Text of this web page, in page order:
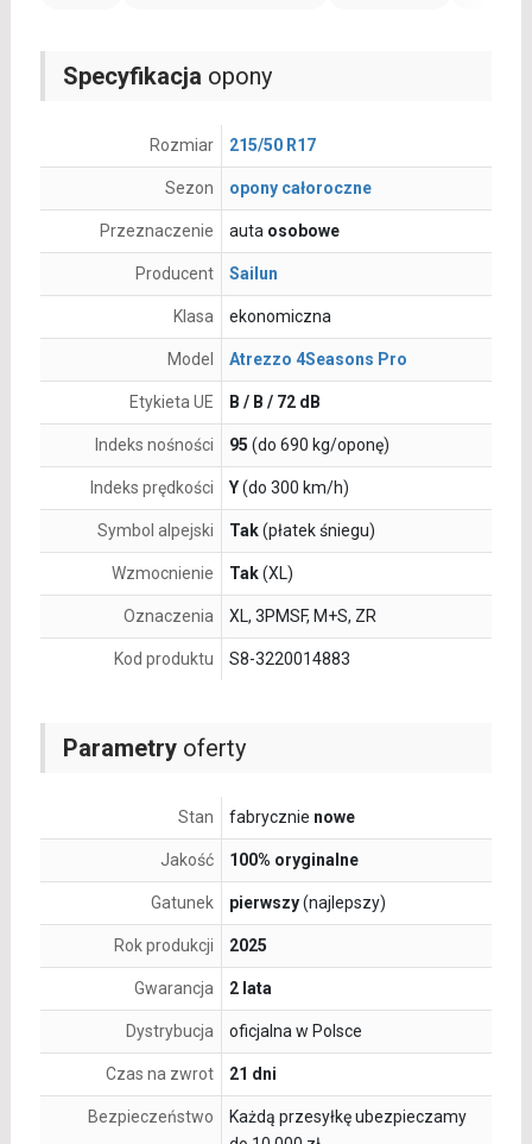
Parametryoferty
Stan fabrycznie nowe
Jakość 100% oryginalne
Gatunek pierwszy(najlepszy)
Rok produkcji 2025
Gwarancja 2 lata
Dystrybucja oficjalna w Polsce
Czas na zwrot 21 dni
Bezpieczeństwo
Każdą przesyłkę ubezpieczamy
Specyfikacja opony
Rozmiar 215/50 R17
Sezon opony całoroczne
Przeznaczenie auta osobowe
Producent Sailun
Klasa ekonomiczna
Model Atrezzo 4Seasons Pro
Etykieta UE B / B / 72 dB
Indeks nośności 95 (do 690 kg/oponę)
Indeks prędkości Y(do 300 km/h)
Symbol alpejski Tak(płatek śniegu)
Wzmocnienie Tak(XL)
Oznaczenia XL, 3PMSF, M+S, ZR
Kod produktu S8-3220014883